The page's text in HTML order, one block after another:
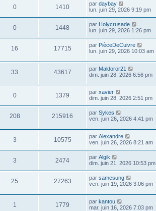
0 1410 par daybay
lun. juin 29, 2026 9:19 pm
0 1448 par Holycrusade
lun. juin 29, 2026 1:26 pm
16 17715 par PièceDeCuivre
lun. juin 29, 2026 10:03 am
33 43617 par Maldoror21
dim. juin 28, 2026 6:56 pm
0 1379 par xavier
dim. juin 28, 2026 2:51 pm
208 215916 par Sykes
ven. juin 26, 2026 4:41 pm
3 10575 par Alexandre
ven. juin 26, 2026 8:21 am
3 2474 par Algik
dim. juin 21, 2026 10:53 pm
25 27263 par samesung
ven. juin 19, 2026 3:06 pm
1 1779 par kantou
mar. juin 16, 2026 7:03 pm